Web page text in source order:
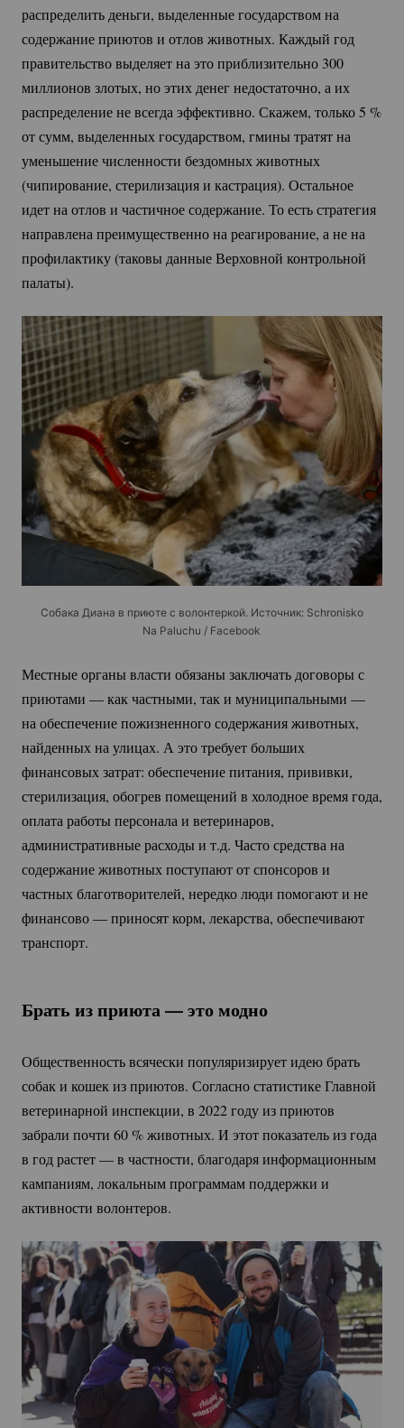
распределить деньги, выделенные государством на
содержание приютов и отлов животных. Каждый год
правительство выделяет на это приблизительно 300
миллионов злотых, но этих денег недостаточно, а их
распределение не всегда эффективно. Скажем, только5 %
от сумм, выделенных государством, гмины тратят на
уменьшение численности бездомных животных
(чипирование, стерилизация и кастрация). Остальное
идет на отлов и частичное содержание. То есть стратегия
направлена преимущественно на реагирование, а не на
профилактику (таковы данные Верховной контрольной
палаты).
Собака Диана в приюте с волонтеркой. Источник: Schronisko
Na Paluchu / Facebook
Местные органы власти обязаны заключать договоры с
приютами — как частными, так и муниципальными —
на обеспечение пожизненного содержания животных,
найденных на улицах. А это требует больших
финансовых затрат: обеспечение питания, прививки,
стерилизация, обогрев помещений в холодное время года,
оплата работы персонала и ветеринаров,
административные расходы и т.д. Часто средства на
содержание животных поступают от спонсоров и
частных благотворителей, нередко люди помогают и не
финансово — приносят корм, лекарства, обеспечивают
транспорт.
Брать из приюта — это модно
Общественность всячески популяризирует идею брать
собак и кошек из приютов. Согласно статистике Главной
ветеринарной инспекции, в 2022 году из приютов
забрали почти 60 %животных. И этот показатель из года
в год растет — в частности, благодаря информационным
кампаниям, локальным программам поддержки и
активности волонтеров.